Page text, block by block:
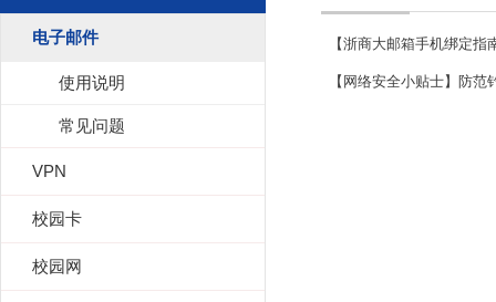
电子邮件
使用说明
常见问题
VPN
校园卡
校园网
【浙商大邮箱手机绑定
【网络安全小贴士】防范